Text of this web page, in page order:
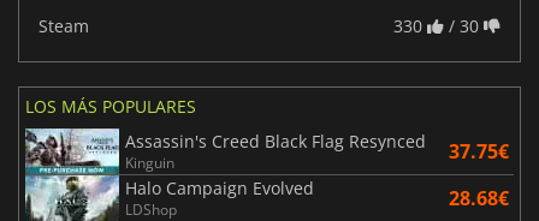
Steam
330 / 30
LOS MÁS POPULARES
Assassin's Creed Black Flag Resynced
Kinguin 37.75€
Halo Campaign Evolved
LDShop 28.68€